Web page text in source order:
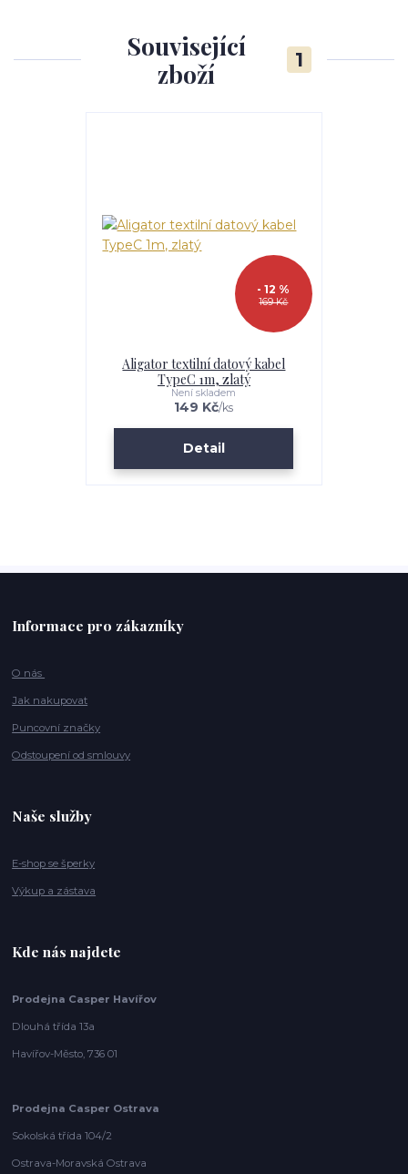
Související
zboží
1
169 Kč
- 12 %
Aligator textilní datový kabel
TypeC 1m, zlatý
149 Kč/ks
Není skladem
Detail
Informace pro zákazníky
O nás
Jak nakupovat
Puncovní značky
Odstoupení od smlouvy
Naše služby
E-shop se šperky
Výkup a zástava
Kde nás najdete
Prodejna Casper Havířov
Dlouhá třída 13a
Havířov-Město, 736 01
Prodejna Casper Ostrava
Sokolská třída 104/2
Ostrava-Moravská Ostrava